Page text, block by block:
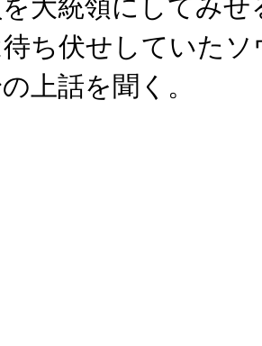
を大統領にしてみ
ち伏せしていた
上話を聞く。